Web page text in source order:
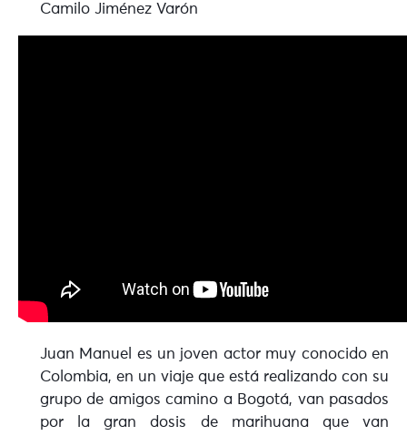
Camilo Jiménez Varón
Juan Manuel es un joven actor muy conocido en
Colombia, en un viaje que está realizando con su
grupo de amigos camino a Bogotá, van pasados
por la gran dosis de marihuana que van